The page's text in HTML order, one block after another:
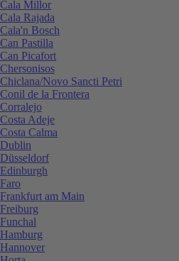
Cala Millor
Cala Rajada
Cala'n Bosch
Can Pastilla
Can Picafort
Chersonisos
Chiclana/Novo Sancti Petri
Conil de la Frontera
Corralejo
Costa Adeje
Costa Calma
Dublin
Düsseldorf
Edinburgh
Faro
Frankfurt am Main
Freiburg
Funchal
Hamburg
Hannover